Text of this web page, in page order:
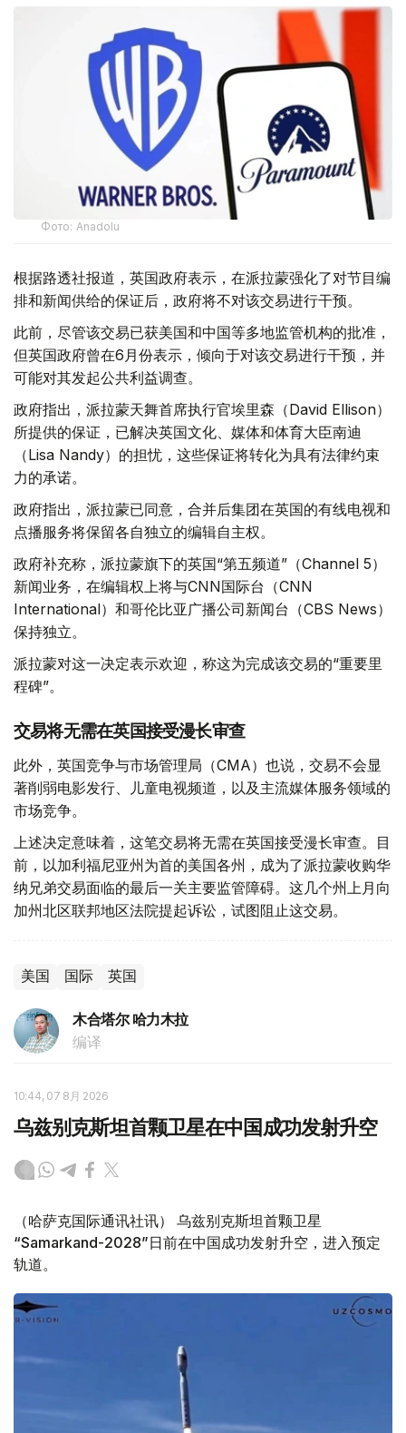
Фото: Аnadolu
根据路透社报道，英国政府表示，在派拉蒙强化了对节目编
排和新闻供给的保证后，政府将不对该交易进行干预。
此前，尽管该交易已获美国和中国等多地监管机构的批准，
但英国政府曾在6月份表示，倾向于对该交易进行干预，并
可能对其发起公共利益调查。
政府指出，派拉蒙天舞首席执行官埃里森（David Ellison）
所提供的保证，已解决英国文化、媒体和体育大臣南迪
（Lisa Nandy）的担忧，这些保证将转化为具有法律约束
力的承诺。
政府指出，派拉蒙已同意，合并后集团在英国的有线电视和
点播服务将保留各自独立的编辑自主权。
政府补充称，派拉蒙旗下的英国“第五频道”（Channel 5）
新闻业务，在编辑权上将与CNN国际台（CNN
International）和哥伦比亚广播公司新闻台（CBS News）
保持独立。
派拉蒙对这一决定表示欢迎，称这为完成该交易的“重要里
程碑”。
交易将无需在英国接受漫长审查
此外，英国竞争与市场管理局（CMA）也说，交易不会显
著削弱电影发行、儿童电视频道，以及主流媒体服务领域的
市场竞争。
上述决定意味着，这笔交易将无需在英国接受漫长审查。目
前，以加利福尼亚州为首的美国各州，成为了派拉蒙收购华
纳兄弟交易面临的最后一关主要监管障碍。这几个州上月向
加州北区联邦地区法院提起诉讼，试图阻止这交易。
美国 国际 英国
木合塔尔 哈力木拉
编译
10:44, 07 8月 2026
乌兹别克斯坦首颗卫星在中国成功发射升空
（哈萨克国际通讯社讯） 乌兹别克斯坦首颗卫星
“Samarkand-2028”日前在中国成功发射升空，进入预定
轨道。